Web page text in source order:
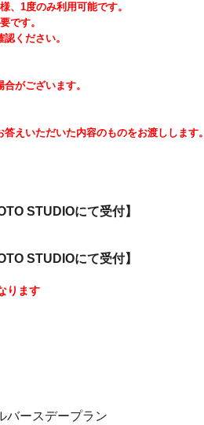
、1度のみ利用可能です。
です。
ください。
がございます。
えいただいた内容のものをお渡しします。
STUDIOにて受付】
STUDIOにて受付】
ります
ースデープラン